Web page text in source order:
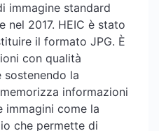
immagine standard
2017. HEIC è stato
il formato JPG. È
con qualità
sostenendo la
informazioni
immagini come la
che permette di